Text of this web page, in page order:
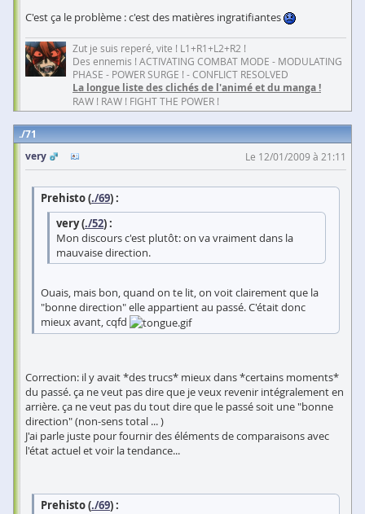
C'est ça le problème : c'est des matières ingratifiantes
Zut je suis reperé, vite ! L1+R1+L2+R2 !
Des ennemis ! ACTIVATING COMBAT MODE - MODULATING
PHASE - POWER SURGE ! - CONFLICT RESOLVED
La longue liste des clichés de l'animé et du manga !
RAW ! RAW ! FIGHT THE POWER !
71
very
Le 12/01/2009 à 21:11
Prehisto (./69) :
very (./52) :
Mon discours c'est plutôt: on va vraiment dans la
mauvaise direction.
Ouais, mais bon, quand on te lit, on voit clairement que la
"bonne direction" elle appartient au passé. C'était donc
mieux avant, cqfd
Correction: il y avait *des trucs* mieux dans *certains moments*
du passé. ça ne veut pas dire que je veux revenir intégralement en
arrière. ça ne veut pas du tout dire que le passé soit une "bonne
direction" (non-sens total ... )
J'ai parle juste pour fournir des éléments de comparaisons avec
l'état actuel et voir la tendance...
Prehisto (./69) :